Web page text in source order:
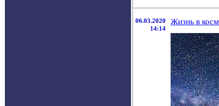
06.03.2020
14:14
Жизнь в